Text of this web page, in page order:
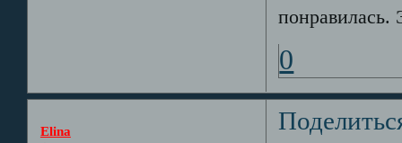
понравилась.
0
Elina